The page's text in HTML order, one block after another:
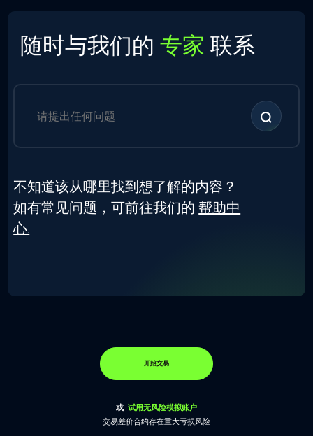
随时与我们的专家 联系
不知道该从哪里找到想了解的内容？
如有常见问题，可前往我们的帮助中
心.
开始交易
或 试用无风险模拟账户
交易差价合约存在重大亏损风险